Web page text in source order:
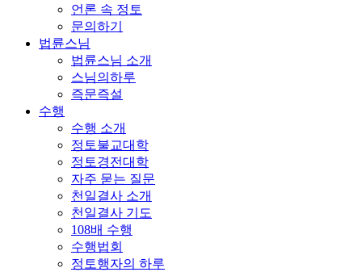
언론 속 정토
문의하기
법륜스님
법륜스님 소개
스님의하루
즉문즉설
수행
수행 소개
정토불교대학
정토경전대학
자주 묻는 질문
천일결사 소개
천일결사 기도
108배 수행
수행법회
정토행자의 하루